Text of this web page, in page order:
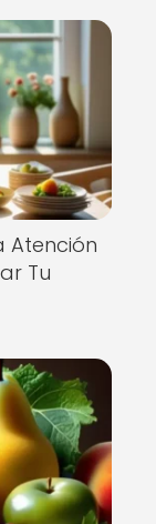
Atención
Tu